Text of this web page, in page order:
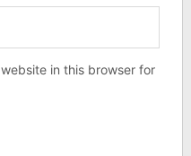
in this browser for